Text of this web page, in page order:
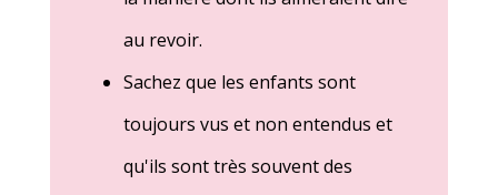
au revoir.
Sachez que les enfants sont
toujours vus et non entendus et
qu'ils sont très souvent des